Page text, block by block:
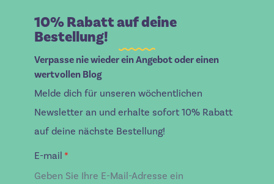
10% Rabatt auf deine
Bestellung!
Verpasse nie wieder ein Angebot oder einen
wertvollen Blog
Melde dich für unseren wöchentlichen
Newsletter an und erhalte sofort 10% Rabatt
auf deine nächste Bestellung!
E-mail *